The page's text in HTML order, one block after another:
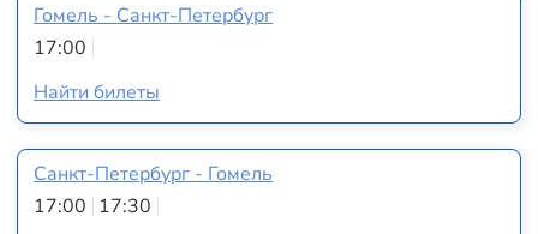
Гомель - Санкт-Петербург
17:00
Найти билеты
Санкт-Петербург - Гомель
17:00 17:30